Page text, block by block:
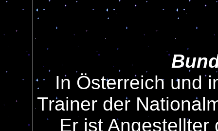
In Österreich und
Trainer der
Er ist Angestellter